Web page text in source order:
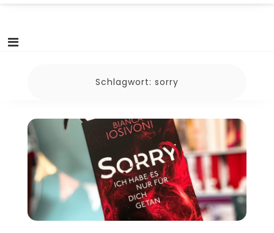
Schlagwort: sorry